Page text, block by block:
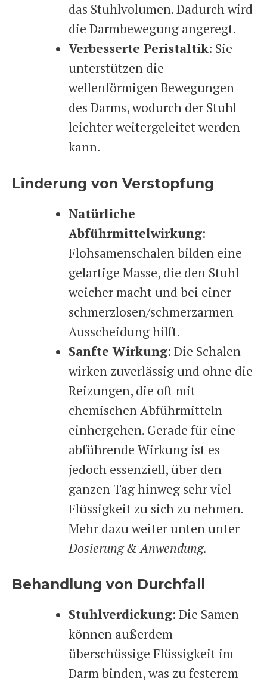
das Stuhlvolumen. Dadurch wird
die Darmbewegung angeregt.
Verbesserte Peristaltik: Sie
unterstützen die
wellenförmigen Bewegungen
des Darms, wodurch der Stuhl
leichter weitergeleitet werden
kann.
Linderung von Verstopfung
Natürliche
Abführmittelwirkung:
Flohsamenschalen bilden eine
gelartige Masse, die den Stuhl
weicher macht und bei einer
schmerzlosen/schmerzarmen
Ausscheidung hilft.
Sanfte Wirkung: Die Schalen
wirken zuverlässig und ohne die
Reizungen, die oft mit
chemischen Abführmitteln
einhergehen. Gerade für eine
abführende Wirkung ist es
jedoch essenziell, über den
ganzen Tag hinweg sehr viel
Flüssigkeit zu sich zu nehmen.
Mehr dazu weiter unten unter
Dosierung &Anwendung.
Behandlung von Durchfall
Stuhlverdickung: Die Samen
können außerdem
überschüssige Flüssigkeit im
Darm binden, was zu festerem